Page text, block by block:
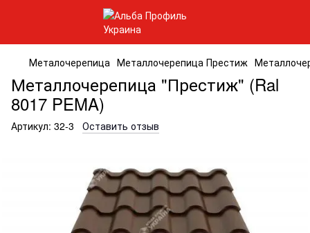
Металочерепица Металлочерепица Престиж
Металлочерепица "Престиж" (Ral
8017 PEMA)
Артикул: 32-3 Оставить отзыв